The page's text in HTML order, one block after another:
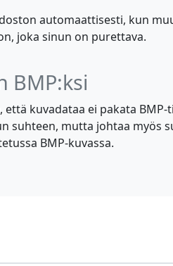
automaattisesti, kun
joka sinun on purettava.
BMP:ksi
kuvadataa ei pakata
suhteen, mutta johtaa
BMP-kuvassa.